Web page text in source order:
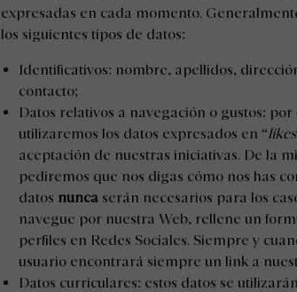
expresadas en cada momento.
los siguientes tipos de datos:
Identificativos: nombre, apellidos,
contacto;
Datos relativos a navegación o gustos:
utilizaremos los datos expresados en “likes
aceptación de nuestras iniciativas. De la
pediremos que nos digas cómo nos has
datos nunca serán necesarios para los
navegue por nuestra Web, rellene un
perfiles en Redes Sociales. Siempre y
usuario encontrará siempre un link a
Datos curriculares: estos datos se